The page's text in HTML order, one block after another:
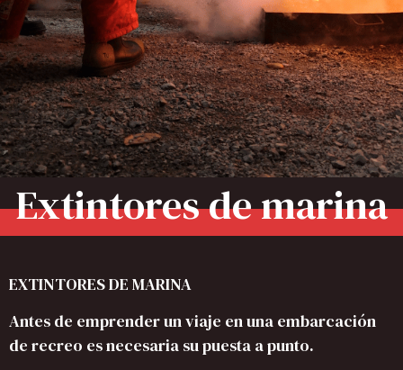
Extintores de marina
EXTINTORES DE MARINA
Antes de emprender un viaje en una embarcación
de recreo es necesaria su puesta a punto.